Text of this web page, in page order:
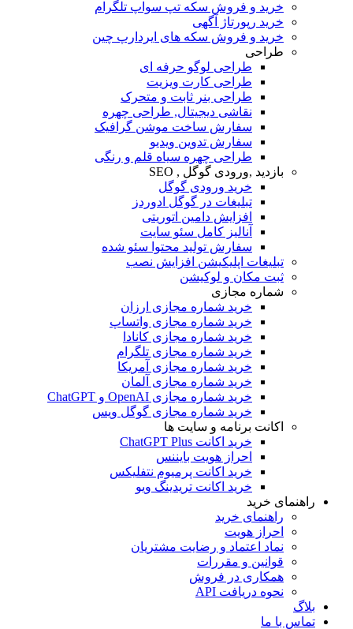
خرید و فروش سکه تپ سواپ تلگرام
خرید رپورتاژ آگهی
خرید و فروش سکه های ایردارپ چین
طراحی
طراحی لوگو حرفه ای
طراحی کارت ویزیت
طراحی بنر ثابت و متحرک
نقاشی دیجیتال, طراحی چهره
سفارش ساخت موشن گرافیک
سفارش تدوین ویدیو
طراحی چهره سیاه قلم و رنگی
بازدید ,ورودی گوگل , SEO
خرید ورودی گوگل
تبلیغات در گوگل ادوردز
افزایش دامین اتوریتی
آنالیز کامل سئو سایت
سفارش تولید محتوا سئو شده
تبلیغات اپلیکیشن افزایش نصب
ثبت مکان و لوکیشن
شماره مجازی
خرید شماره مجازی ارزان
خرید شماره مجازی واتساپ
خرید شماره مجازی کانادا
خرید شماره مجازی تلگرام
خرید شماره مجازی آمریکا
خرید شماره مجازی آلمان
خرید شماره مجازی OpenAI و ChatGPT
خرید شماره مجازی گوگل ویس
اکانت برنامه و سایت ها
خرید اکانت ChatGPT Plus
احراز هویت بایننس
خرید اکانت پرمیوم نتفلیکس
خرید اکانت تریدینگ ویو
راهنمای خرید
راهنمای خرید
احراز هویت
نماد اعتماد و رضایت مشتریان
قوانین و مقررات
همکاری در فروش
نحوه دریافت API
بلاگ
تماس با ما